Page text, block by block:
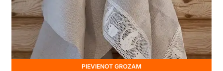
PIEVIENOT GROZAM